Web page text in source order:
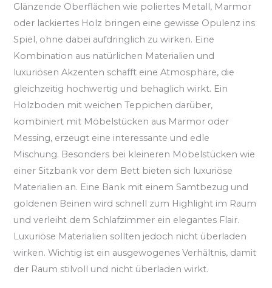
Glänzende Oberflächen wie poliertes Metall, Marmor
oder lackiertes Holz bringen eine gewisse Opulenz ins
Spiel, ohne dabei aufdringlich zu wirken. Eine
Kombination aus natürlichen Materialien und
luxuriösen Akzenten schafft eine Atmosphäre, die
gleichzeitig hochwertig und behaglich wirkt. Ein
Holzboden mit weichen Teppichen darüber,
kombiniert mit Möbelstücken aus Marmor oder
Messing, erzeugt eine interessante und edle
Mischung. Besonders bei kleineren Möbelstücken wie
einer Sitzbank vor dem Bett bieten sich luxuriöse
Materialien an. Eine Bank mit einem Samtbezug und
goldenen Beinen wird schnell zum Highlight im Raum
und verleiht dem Schlafzimmer ein elegantes Flair.
Luxuriöse Materialien sollten jedoch nicht überladen
wirken. Wichtig ist ein ausgewogenes Verhältnis, damit
der Raum stilvoll und nicht überladen wirkt.